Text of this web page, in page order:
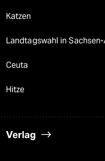
Katzen
Landtagswahl in
Ceuta
Hitze
Verlag